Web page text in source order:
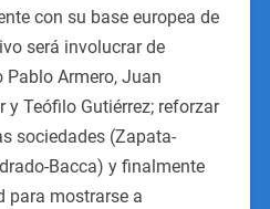
con su base europea de
será involucrar de
Armero, Juan
y Teófilo Gutiérrez; reforzar
sociedades (Zapata-
Bacca) y finalmente
para mostrarse a